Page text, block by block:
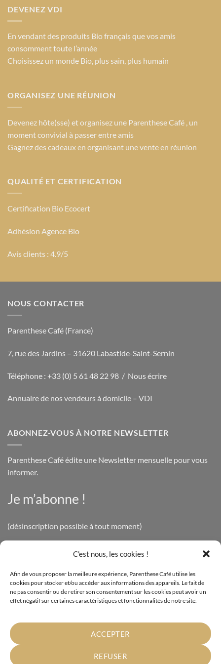
C'est nous, les cookies !
Afin de vous proposer la meilleure expérience, Parenthese Café utilise les
cookies pour stocker et/ou accéder aux informations des appareils. Le fait de
ne pas consentir ou de retirer son consentement sur les cookies peut avoir un
effet négatif sur certaines caractéristiques et fonctionnalités de notre site.
ACCEPTER
REFUSER
DEVENEZ VDI
En vendant des produits Bio français que vos amis
consomment toute l’année
Choisissez un monde Bio, plus sain, plus humain
ORGANISEZ UNE RÉUNION
Devenez hôte(sse) et organisez une Parenthese Café , un
moment convivial à passer entre amis
Gagnez des cadeaux en organisant une vente en réunion
QUALITÉ ET CERTIFICATION
Certification Bio Ecocert
Adhésion Agence Bio
Avis clients : 4.9/5
NOUS CONTACTER
Parenthese Café (France)
7, rue des Jardins – 31620 Labastide-Saint-Sernin
Téléphone : +33 (0) 5 61 48 22 98 / Nous écrire
Annuaire de nos vendeurs à domicile – VDI
ABONNEZ-VOUS À NOTRE NEWSLETTER
Parenthese Café édite une Newsletter mensuelle pour vous
informer.
Je m’abonne !
(désinscription possible à tout moment)
Mentions légales
Cookies
Conditions générales de vente